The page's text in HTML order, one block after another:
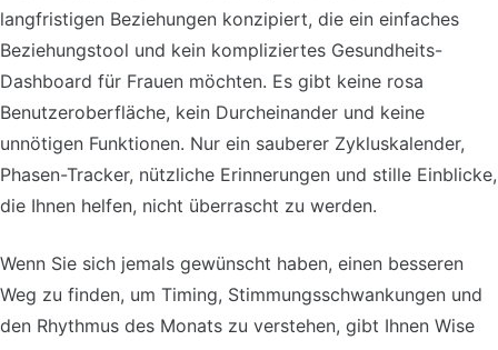
langfristigen Beziehungen konzipiert, die ein einfaches
Beziehungstool und kein kompliziertes Gesundheits-
Dashboard für Frauen möchten. Es gibt keine rosa
Benutzeroberfläche, kein Durcheinander und keine
unnötigen Funktionen. Nur ein sauberer Zykluskalender,
Phasen-Tracker, nützliche Erinnerungen und stille Einblicke,
die Ihnen helfen, nicht überrascht zu werden.
Wenn Sie sich jemals gewünscht haben, einen besseren
Weg zu finden, um Timing, Stimmungsschwankungen und
den Rhythmus des Monats zu verstehen, gibt Ihnen Wise